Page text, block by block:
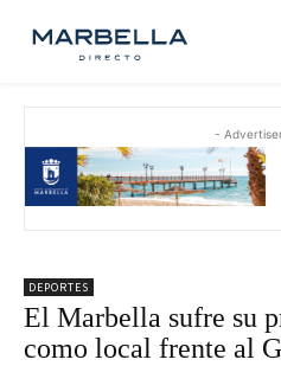
-
DEPORTES
El Marbella sufre su
como local frente al